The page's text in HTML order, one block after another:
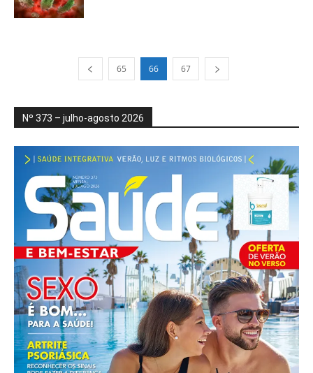
65 66 67
Nº 373 – julho-agosto 2026